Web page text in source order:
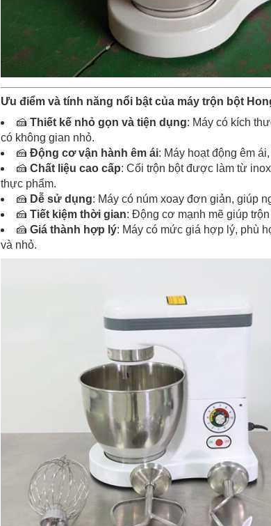
Ưu điểm và tính năng nổi bật của máy trộn bột
🍰 Thiết kế nhỏ gọn và tiện dụng: Máy có kích
có không gian nhỏ.
🍰 Động cơ vận hành êm ái: Máy hoạt động êm
🍰 Chất liệu cao cấp: Cối trộn bột được làm từ
thực phẩm.
🍰 Dễ sử dụng: Máy có núm xoay đơn giản, giúp
🍰 Tiết kiệm thời gian: Động cơ mạnh mẽ giúp
🍰 Giá thành hợp lý: Máy có mức giá hợp lý, phù
và nhỏ.